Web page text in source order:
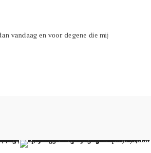
vandaag en voor degene die mij